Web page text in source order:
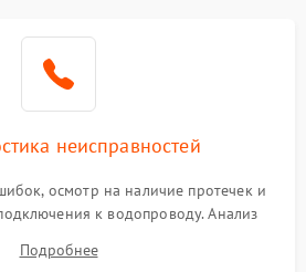
неисправностей
осмотр на наличие протечек и
к водопроводу. Анализ
слива, нагрева, вращения
или срабатывание системы защиты
Подробнее